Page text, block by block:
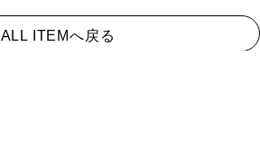
ALL ITEMへ戻る